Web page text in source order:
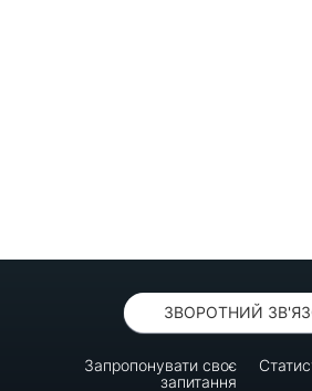
ЗВОРОТНИЙ
Запропонувати своє
запитання